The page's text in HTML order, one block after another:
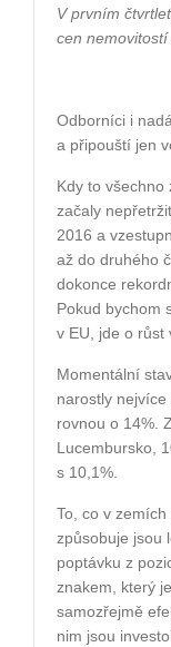
V prvním
cen
Odborníci i
a připouští jen
Kdy to všechno
začaly
2016 a
až do druhého
dokonce
Pokud bychom
v EU, jde o růst
Momentální
narostly
rovnou o 14%.
Lucembursko,
s 10,1%.
To, co v
způsobuje jsou
poptávku z
znakem, který
samozřejmě
nim jsou